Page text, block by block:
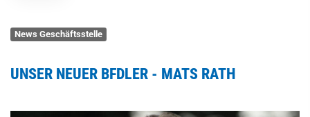
News Geschäftsstelle
UNSER NEUER BFDLER - MATS RATH